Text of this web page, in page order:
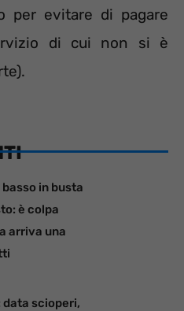
per evitare di pagare
di cui non si è
in busta
è colpa
arriva una
data scioperi,